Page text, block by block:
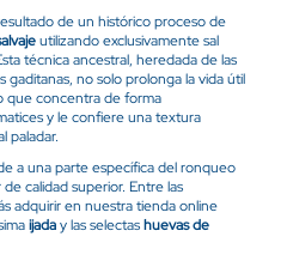
de un histórico proceso de
utilizando exclusivamente sal
técnica ancestral, heredada de las
gaditanas, no solo prolonga la vida útil
que concentra de forma
y le confiere una textura
paladar.
a una parte específica del ronqueo
calidad superior. Entre las
adquirir en nuestra tienda online
ijaday las selectashuevas de